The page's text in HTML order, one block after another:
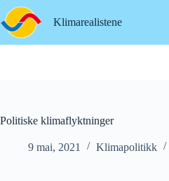
Hopp
til
innholdet
Klimarealistene
Politiske klimaflyktninger
9 mai, 2021 Klimapolitikk